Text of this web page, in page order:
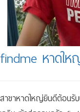
findme หาดใ
สาขาหาดใหญ่ยินดีต้อนรั